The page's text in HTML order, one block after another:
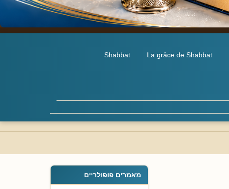
La grâce de Shabbat
Shabbat
מאמרים פופולריים